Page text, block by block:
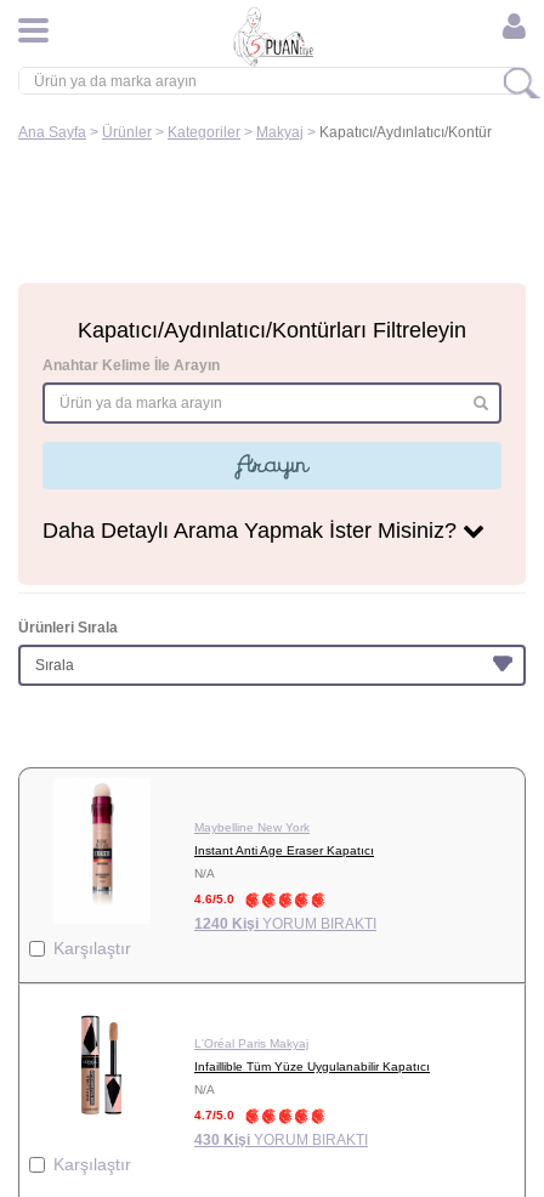
Ana Sayfa > Ürünler > Kategoriler > Makyaj > Kapatıcı/Aydınlatıcı/Kontür
Kapatıcı/Aydınlatıcı/Kontürları Filtreleyin
Anahtar Kelime İle Arayın
Arayın
Daha Detaylı Arama Yapmak İster Misiniz?
Ürünleri Sırala
Karşılaştır
Maybelline New York
Instant Anti Age Eraser Kapatıcı
N/A
4.6/5.0
1240 Kişi YORUM BIRAKTI
Karşılaştır
L'Oréal Paris Makyaj
Infaillible Tüm Yüze Uygulanabilir Kapatıcı
N/A
4.7/5.0
430 Kişi YORUM BIRAKTI